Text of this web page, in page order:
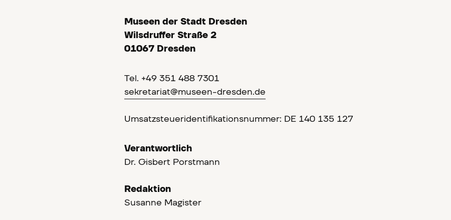
Museen der Stadt Dresden
Wilsdruffer Straße 2
01067 Dresden
Tel. +49 351 488 7301
sekretariat@museen-dresden.de
Umsatzsteueridentifikationsnummer: DE 140 135 127
Verantwortlich
Dr. Gisbert Porstmann
Redaktion
Susanne Magister